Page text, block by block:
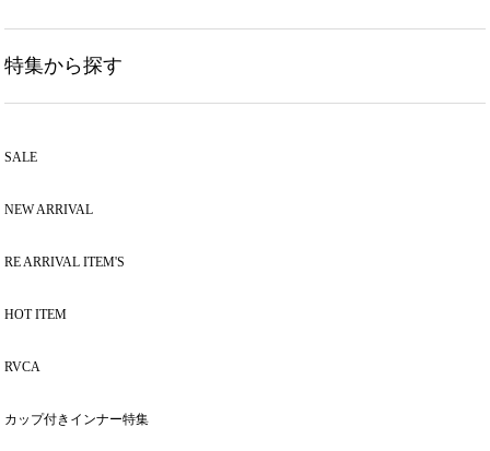
特集から探す
SALE
NEW ARRIVAL
RE ARRIVAL ITEM'S
HOT ITEM
RVCA
カップ付きインナー特集